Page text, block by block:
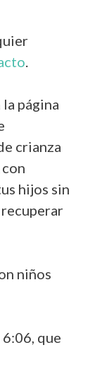
.
página
crianza
hijos sin
niños
que